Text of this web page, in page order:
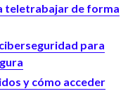
teletrabajar de forma
para
y cómo acceder